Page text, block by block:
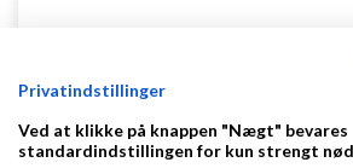
Klar lønnen med Danløn
Privatindstillinger
Ved at klikke på knappen "Nægt" bevares
standardindstillingen for kun strengt